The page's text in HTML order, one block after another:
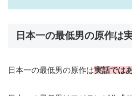
日本一の最低男の原作は
日本一の最低男の原作は実話では